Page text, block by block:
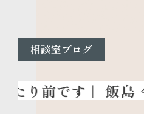
相談室ブログ